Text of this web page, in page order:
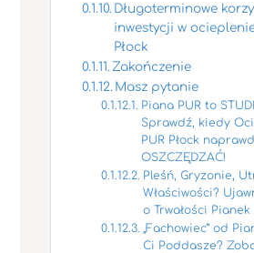
Długoterminowe
inwestycji w
Płock
Zakończenie
Masz pytanie
Piana PUR to
Sprawdź, kiedy
PUR Płock
OSZCZĘDZAĆ!
Pleśń, Gryzonie,
Właściwości?
o Trwałości Pianek
„Fachowiec” od
Ci Poddasze?